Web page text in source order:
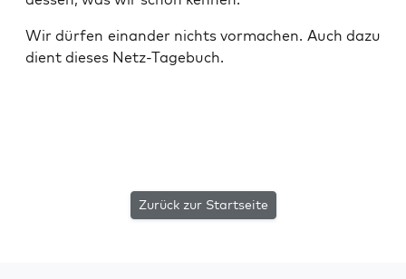
Wir dür­fen ein­an­der nichts vor­ma­chen. Auch dazu
dient die­ses Netz-Tagebuch.
Zurück zur Startseite